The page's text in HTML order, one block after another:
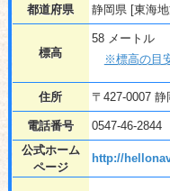
都道府県 静岡県 [東海
標高
58 メートル
※標高の目
住所 〒427-0007 静
電話番号
0547-46-2844
公式ホーム
ページ
http://